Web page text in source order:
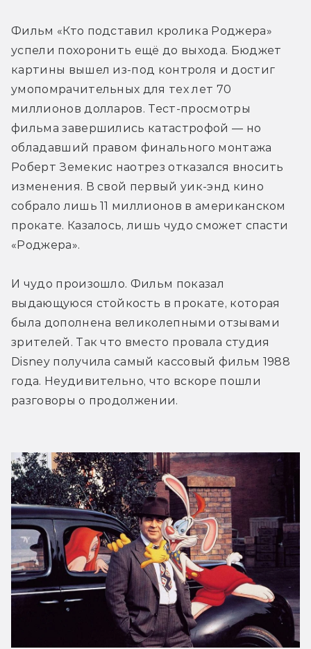
Фильм «Кто подставил кролика Роджера»
успели похоронить ещё до выхода. Бюджет
картины вышел из-под контроля и достиг
умопомрачительных для тех лет 70
миллионов долларов. Тест-просмотры
фильма завершились катастрофой — но
обладавший правом финального монтажа
Роберт Земекис наотрез отказался вносить
изменения. В свой первый уик-энд кино
собрало лишь 11 миллионов в американском
прокате. Казалось, лишь чудо сможет спасти
«Роджера».
И чудо произошло. Фильм показал
выдающуюся стойкость в прокате, которая
была дополнена великолепными отзывами
зрителей. Так что вместо провала студия
Disney получила самый кассовый фильм 1988
года. Неудивительно, что вскоре пошли
разговоры о продолжении.